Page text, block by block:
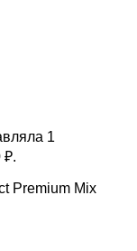
1
₽.
Premium Mix